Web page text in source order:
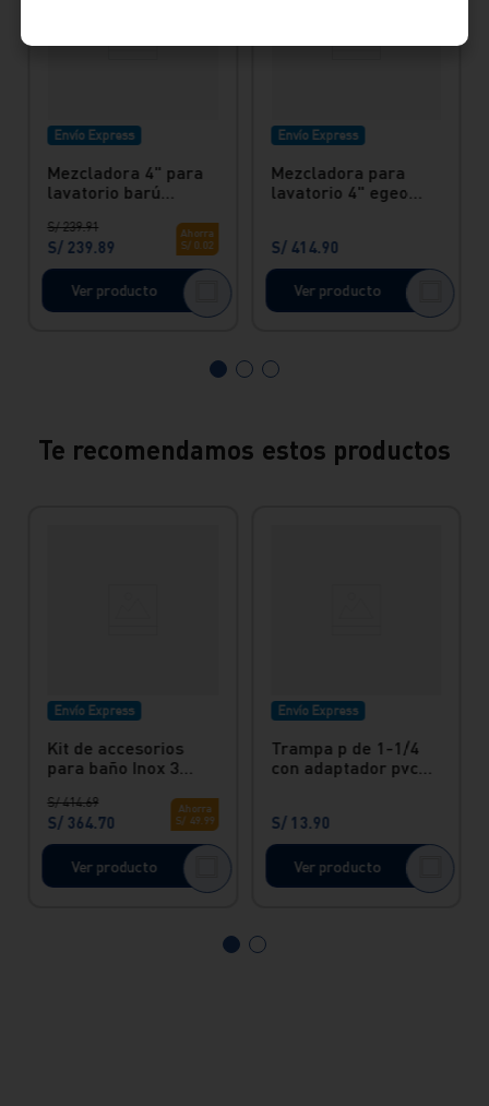
Envío Express
Mezcladora 4" para
lavatorio barú
S/ 239.91
S/ 239 89
Ahorra
S/ 0 02
Ver producto
Envío Express
Mezcladora para
lavatorio 4" egeo
S/ 414 90
Ver producto
Te recomendamos estos productos
Envío Express
Kit de accesorios
para baño Inox 3
Papelera y Toallero
de barra.
S/ 414.69
S/ 364.70
Ahorra
S/ 49. 99
Ver producto
Envío Express
Trampa p de 1-1/4
con adaptador pvc
S/ 13.90
Ver producto